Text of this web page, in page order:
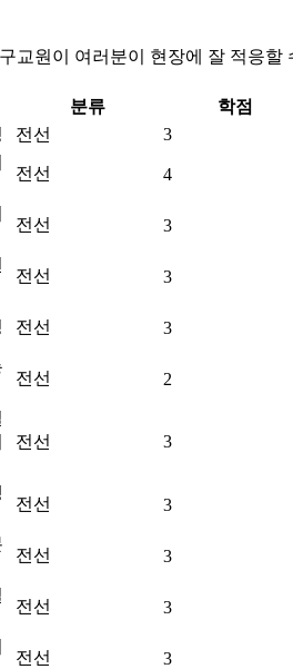
교원이 여러분이 현장에 잘 적응할
분류 학점
전선 3
전선 4
전선 3
전선 3
전선 3
전선 2
전선 3
전선 3
전선 3
전선 3
전선 3